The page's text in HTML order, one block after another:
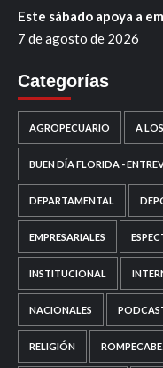
Este sábado apoya a
7 de agosto de 2026
Categorías
AGROPECUARIO A
BUEN DÍA FLORIDA -
DEPARTAMENTAL
EMPRESARIALES
INSTITUCIONAL
NACIONALES
RELIGIÓN